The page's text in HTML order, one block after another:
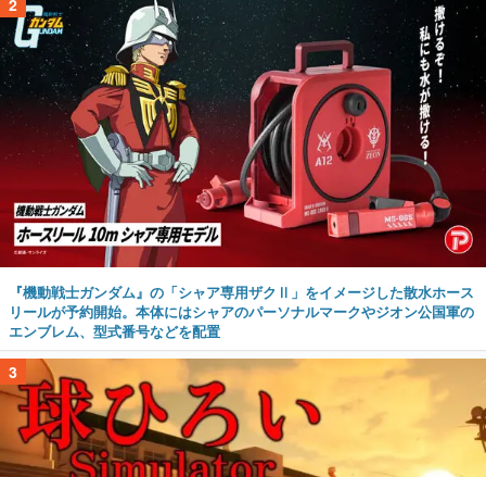
『機動戦士ガンダム』の「シャア専用ザクⅡ」をイメージした散水ホース
リールが予約開始。本体にはシャアのパーソナルマークやジオン公国軍の
エンブレム、型式番号などを配置
3